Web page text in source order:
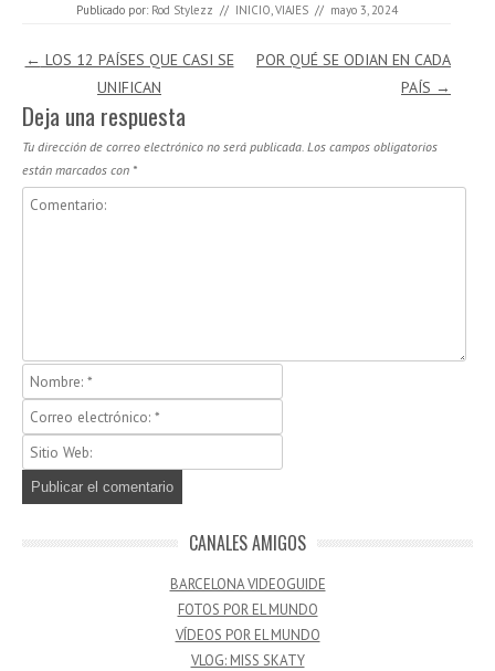
Publicado por: Rod Stylezz // INICIO VIAJES // mayo 3, 2024
Navegación de entradas
← LOS 12 PAÍSES QUE CASI SE
UNIFICAN
POR QUÉ SE ODIAN EN CADA
PAÍS →
Deja una respuesta
Tu dirección de correo electrónico no será publicada. Los campos obligatorios
están marcados con *
CANALES AMIGOS
BARCELONA VIDEOGUIDE
FOTOS POR EL MUNDO
VÍDEOS POR EL MUNDO
VLOG: MISS SKATY